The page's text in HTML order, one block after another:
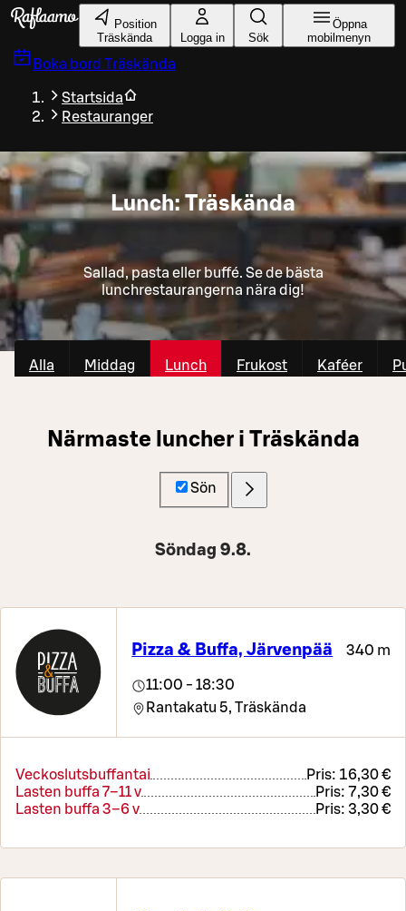
Gå till huvudinnehållet
Position
Träskända
Logga in Sök
Öppna
mobilmenyn
Boka bord Träskända
Startsida
Restauranger
Lunch: Träskända
Sallad, pasta eller buffé. Se de bästa
lunchrestaurangerna nära dig!
Alla Middag Lunch Frukost Kaféer
Närmaste luncher i Träskända
Sön
Söndag 9.8.
Pizza & Buffa, Järvenpää 340 m
11:00 - 18:30
Rantakatu 5, Träskända
Veckoslutsbuffantai Pris: 16,30 €
Lasten buffa 7–11 v
Pris: 7,30 €
Lasten buffa 3–6 v
Pris: 3,30 €